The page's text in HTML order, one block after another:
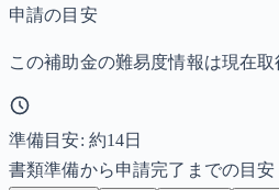
申請の目安
この補助金の難易度情報は現在
準備目安: 約14日
書類準備から申請完了までの目安